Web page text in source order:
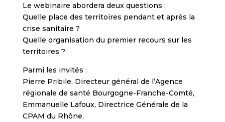
Le webinaire abordera deux questions :
Quelle place des territoires pendant et après la
crise sanitaire ?
Quelle organisation du premier recours sur les
territoires ?
Parmi les invités :
Pierre Pribile, Directeur général de l’Agence
régionale de santé Bourgogne-Franche-Comté,
Emmanuelle Lafoux, Directrice Générale de la
CPAM du Rhône,